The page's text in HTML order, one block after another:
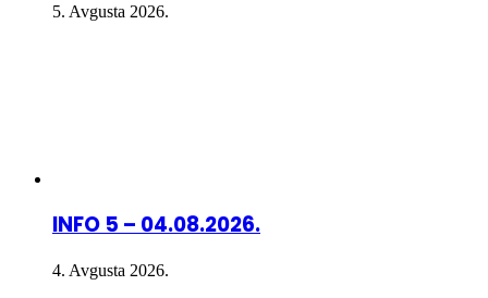
5. Avgusta 2026.
INFO 5 – 04.08.2026.
4. Avgusta 2026.